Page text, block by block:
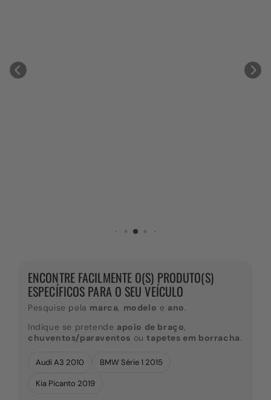
ENCONTRE FACILMENTE O(S) PRODUTO(S)
ESPECÍFICOS PARA O SEU VEÍCULO
Pesquise pela marca, modelo e ano.
Indique se pretende apoio de braço,
chuventos/paraventos outapetes em borracha.
Audi A3 2010 BMW Série 1 2015
Kia Picanto 2019